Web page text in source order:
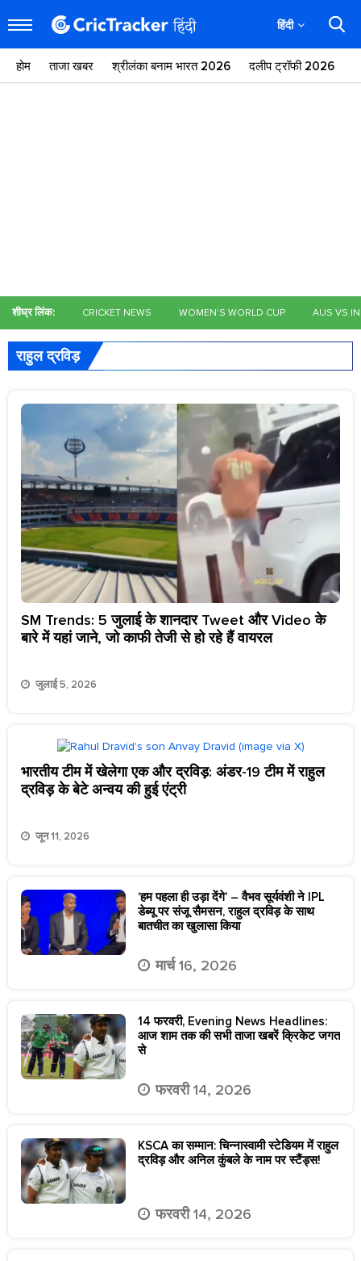
हिंदी
होम ताजा खबर श्रीलंका बनाम भारत 2026 दलीप ट्रॉफी 2026
शीघ्र लिंक: CRICKET NEWS WOMEN'S WORLD CUP AUS VS
राहुल द्रविड़
SM Trends: 5 जुलाई के शानदार Tweet और Video के
बारे में यहां जाने, जो काफी तेजी से हो रहे हैं वायरल
जुलाई 5, 2026
भारतीय टीम में खेलेगा एक और द्रविड़: अंडर-19 टीम में राहुल
द्रविड़ के बेटे अन्वय की हुई एंट्री
जून 11, 2026
‘हम पहला ही उड़ा देंगे’ – वैभव सूर्यवंशी ने IPL
डेब्यू पर संजू सैमसन, राहुल द्रविड़ के साथ
बातचीत का खुलासा किया
मार्च 16, 2026
14 फरवरी, Evening News Headlines:
आज शाम तक की सभी ताजा खबरें क्रिकेट जगत
से
फरवरी 14, 2026
KSCA का सम्मान: चिन्नास्वामी स्टेडियम में राहुल
द्रविड़ और अनिल कुंबले के नाम पर स्टैंड्स!
फरवरी 14, 2026